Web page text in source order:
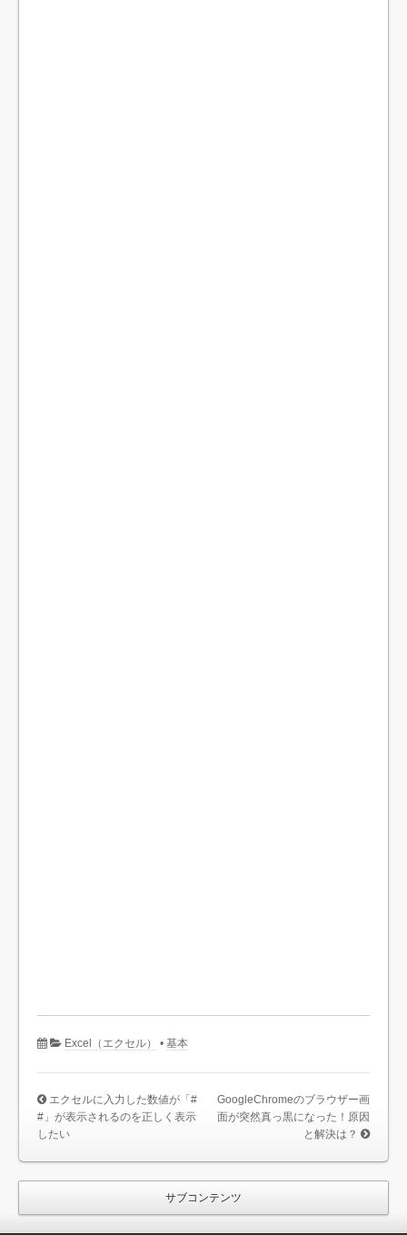
Excel（エクセル） • 基本
エクセルに入力した数値が「#
#」が表示されるのを正しく表示
したい
GoogleChromeのブラウザー画
面が突然真っ黒になった！原因
と解決は？
サブコンテンツ